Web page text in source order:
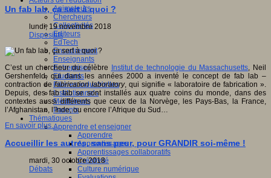
Animateurs
Chercheurs
Collectivités
Editeurs
EdTech
Encadrement
Enseignants
Entreprises
Etudiants
Filières industrielles
Institutionnels
Médiateurs
Parents
Thématiques
Apprendre et enseigner
Apprendre
Apprentissages
Apprentissages collaboratifs
Créativité
Culture numérique
Un fab lab, ça sert à quoi ?
lundi, 19 novembre 2018
Dispositifs
C’est un chercheur du célèbre Institut de technologie du Massachusetts, Neil
Gershenfeld, qui dans les années 2000 a inventé le concept de fab lab –
contraction de fabrication laboratory, qui signifie « laboratoire de fabrication ».
Depuis, des fab lab se sont installés aux quatre coins du monde, dans des
contextes aussi différents que ceux de la Norvège, les Pays-Bas, la France,
l’Afghanistan, l’Inde, ou encore l’Afrique du Sud…
En savoir plus...
Accueillir les autres, sans peur, pour GRANDIR soi-même !
mardi, 30 octobre 2018
Débats